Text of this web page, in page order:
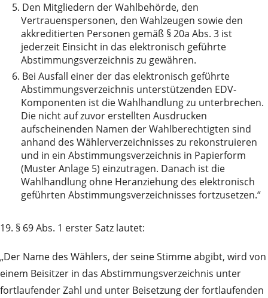
5. Den Mitgliedern der Wahlbehörde, den
Vertrauenspersonen, den Wahlzeugen sowie den
akkreditierten Personen gemäß § 20a Abs. 3 ist
jederzeit Einsicht in das elektronisch geführte
Abstimmungsverzeichnis zu gewähren.
6. Bei Ausfall einer der das elektronisch geführte
Abstimmungsverzeichnis unterstützenden EDV-
Komponenten ist die Wahlhandlung zu unterbrechen.
Die nicht auf zuvor erstellten Ausdrucken
aufscheinenden Namen der Wahlberechtigten sind
anhand des Wählerverzeichnisses zu rekonstruieren
und in ein Abstimmungsverzeichnis in Papierform
(Muster Anlage 5) einzutragen. Danach ist die
Wahlhandlung ohne Heranziehung des elektronisch
geführten Abstimmungsverzeichnisses fortzusetzen.“
19. § 69 Abs. 1 erster Satz lautet:
„Der Name des Wählers, der seine Stimme abgibt, wird von
einem Beisitzer in das Abstimmungsverzeichnis unter
fortlaufender Zahl und unter Beisetzung der fortlaufenden